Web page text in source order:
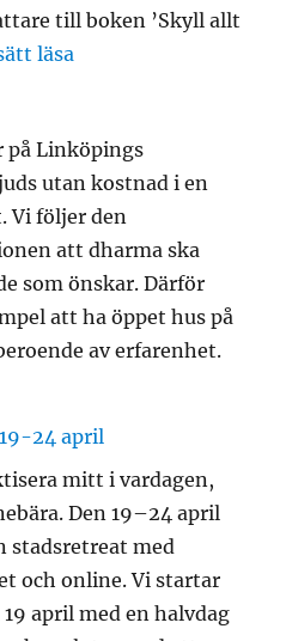
till boken ’Skyll allt
läsa
på Linköpings
utan kostnad i en
Vi följer den
att dharma ska
som önskar. Därför
att ha öppet hus på
av erfarenhet.
24 april
mitt i vardagen,
Den 19–24 april
stadsretreat med
och online. Vi startar
april med en halvdag